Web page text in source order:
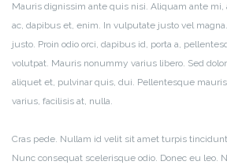
Mauris dignissim ante quis nisi. Aliquam ante
ac, dapibus et, enim. In vulputate justo vel
justo. Proin odio orci, dapibus id, porta a,
volutpat. Mauris nonummy varius libero. Sed
aliquet et, pulvinar quis, dui. Pellentesque
varius, facilisis at, nulla.
Cras pede. Nullam id velit sit amet turpis
Nunc consequat scelerisque odio. Donec eu leo.